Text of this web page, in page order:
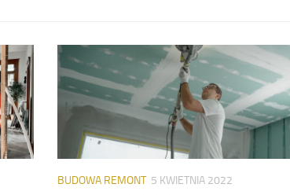
BUDOWA REMONT 5 KWIETNIA 2022